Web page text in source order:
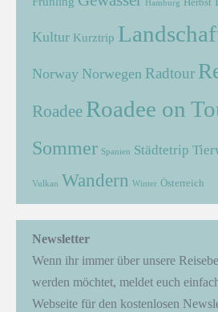
Hamburg
Kultur Kurztrip
Norway Norwegen Radtour
Roadee Roadee on
Sommer Spanien Städtetrip
Vulkan Wandern Winter Österreich
Newsletter
Wenn ihr immer über unsere
werden möchtet, meldet euch
Webseite für den kostenlosen